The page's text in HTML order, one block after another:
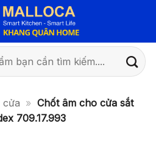
cửa » Chốt âm cho cửa sắt
709.17.993